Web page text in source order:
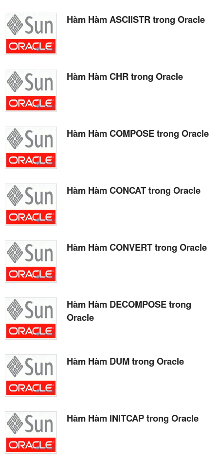
Hàm Hàm ASCIISTR trong Oracle
Hàm Hàm CHR trong Oracle
Hàm Hàm COMPOSE trong Oracle
Hàm Hàm CONCAT trong Oracle
Hàm Hàm CONVERT trong Oracle
Hàm Hàm DECOMPOSE trong
Oracle
Hàm Hàm DUM trong Oracle
Hàm Hàm INITCAP trong Oracle